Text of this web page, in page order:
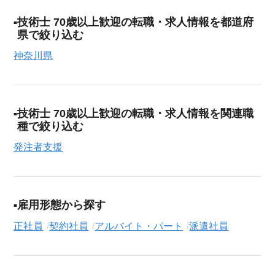
技術士 70歳以上歓迎の転職・求人情報を都道府
県で絞り込む
神奈川県
技術士 70歳以上歓迎の転職・求人情報を関連職
種で絞り込む
発注者支援
雇用形態から探す
正社員 契約社員 アルバイト・パート 派遣社員